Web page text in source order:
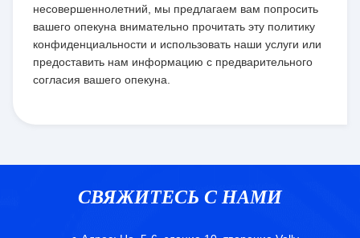
несовершеннолетний, мы предлагаем вам попросить
вашего опекуна внимательно прочитать эту политику
конфиденциальности и использовать наши услуги или
предоставить нам информацию с предварительного
согласия вашего опекуна.
СВЯЖИТЕСЬ С НАМИ